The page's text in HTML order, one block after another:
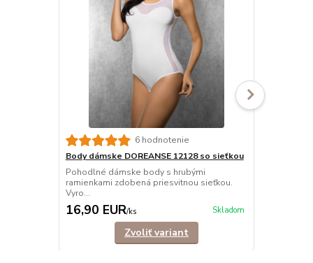
6 hodnotenie
Body dámske DOREANSE 12128 so sieťkou
Pohodlné dámske body s hrubými
ramienkami zdobená priesvitnou sieťkou.
Vyro...
16,90 EUR/ks Skladom
Zvoliť variant